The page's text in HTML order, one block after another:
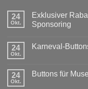
24
Okt.
Exklusiver
Sponsoring
zu
Vereine:
Buttons
24
Okt.
Karneval-
Karneval-
24
Okt.
Buttons für